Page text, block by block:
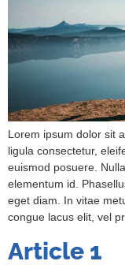
Lorem ipsum dolor sit
ligula consectetur,
euismod posuere.
elementum id.
eget diam. In vitae
congue lacus elit, vel
Article 1